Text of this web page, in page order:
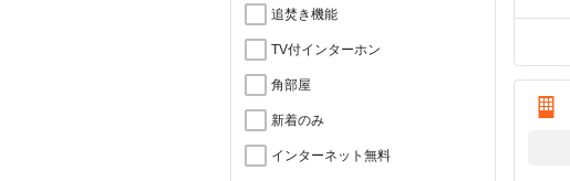
追焚き機能
TV付インターホン
角部屋
新着のみ
インターネット無料